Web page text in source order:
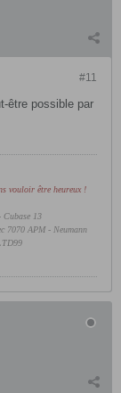
#11
être possible par
vouloir être heureux !
Cubase 13
7070 APM - Neumann